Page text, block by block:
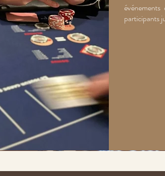
participants